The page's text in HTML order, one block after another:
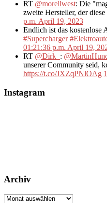
RT @morellwest: Die
zweite Hersteller, der
p.m. April 19, 2023
Endlich ist das kostenlose
#Supercharger
01:21:36 p.m. April 19,
RT @Dirk_ :
unserer Community seid,
https://t.co/JXZqPNlOAg
Instagram
Archiv
Archiv